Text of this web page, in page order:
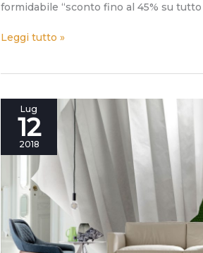
formidabile “sconto fino al 45% su
Leggi tutto »
Lug
12
2018
Divani
pelle?
proposte
edizione
limitata.